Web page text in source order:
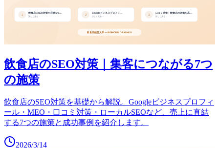
飲食店のSEO対策｜集客につながる7つ
の施策
飲食店のSEO対策を基礎から解説。Googleビジネスプロフィ
ール・MEO・口コミ対策・ローカルSEOなど、売上に直結
する7つの施策と成功事例を紹介します。
2026/3/14